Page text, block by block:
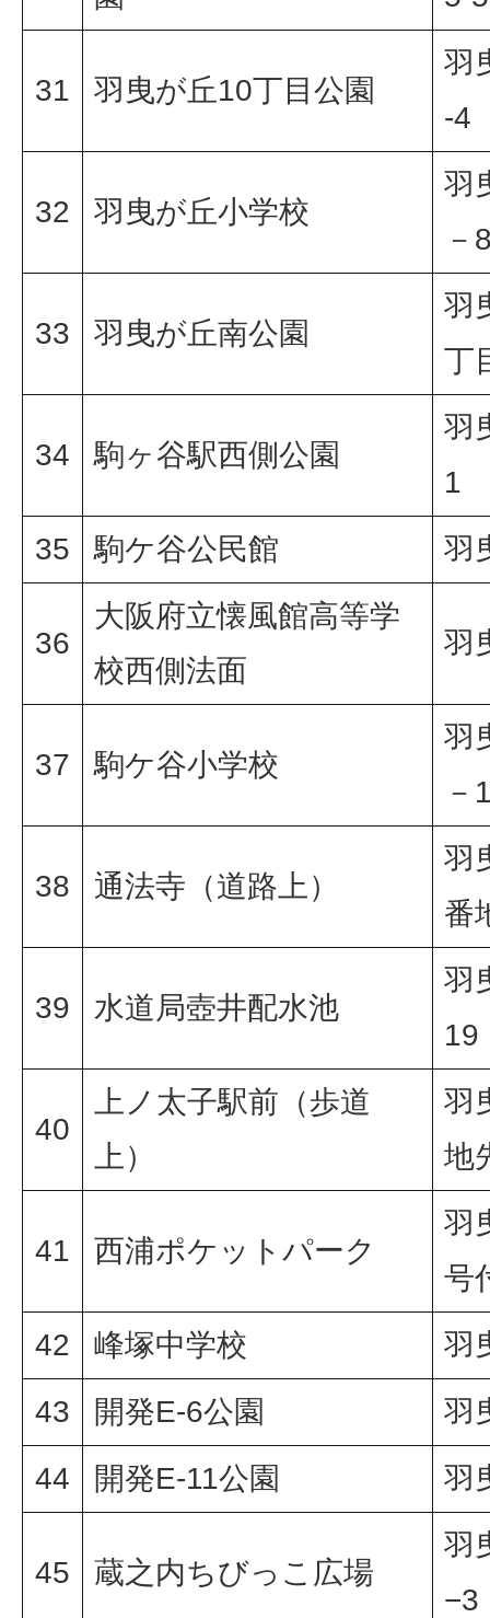
31 羽曳が丘10丁目公園
羽
-4
32 羽曳が丘小学校
羽
－
33 羽曳が丘南公園
羽
丁
34 駒ヶ谷駅西側公園
羽
1
35
駒ケ谷公民館 羽
36
大阪府立懐風館高等学
校西側法面
羽
37 駒ケ谷小学校
羽
－
38 通法寺（道路上）
羽
番
39 水道局壺井配水池
羽
19
40
上ノ太子駅前（歩道
上）
羽
地
41 西浦ポケットパーク
羽
号
42
峰塚中学校
羽
43
開発E-6公園
羽
44
開発E-11公園 羽
45 蔵之内ちびっこ広場
羽
−3